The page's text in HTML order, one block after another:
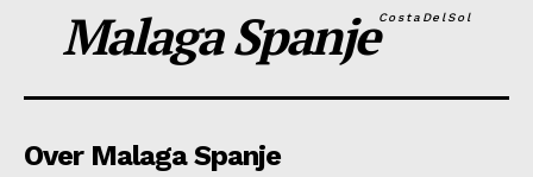
Malaga SpanjeCostaDelSol
Over Malaga Spanje